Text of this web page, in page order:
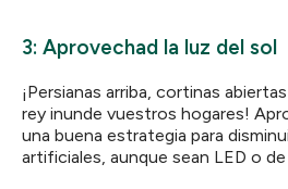
3: Aprovechad la luz del sol
¡Persianas arriba, cortinas
rey inunde vuestros hogares!
una buena estrategia para
artificiales, aunque sean LED o